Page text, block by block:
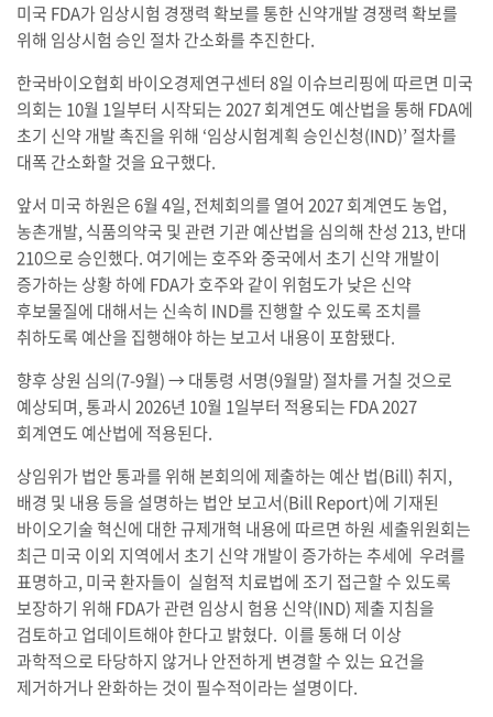
미국 FDA가 임상시험 경쟁력 확보를 통한 신약개발 경쟁력 확보를
위해 임상시험 승인 절차 간소화를 추진한다.
한국바이오협회 바이오경제연구센터 8일 이슈브리핑에 따르면 미국
의회는 10월 1일부터 시작되는 2027 회계연도 예산법을 통해 FDA에
초기 신약 개발 촉진을 위해 ‘임상시험계획 승인신청(IND)’ 절차를
대폭 간소화할 것을 요구했다.
앞서 미국 하원은 6월 4일, 전체회의를 열어 2027 회계연도 농업,
농촌개발, 식품의약국 및 관련 기관 예산법을 심의해 찬성 213, 반대
210으로 승인했다. 여기에는 호주와 중국에서 초기 신약 개발이
증가하는 상황 하에 FDA가 호주와 같이 위험도가 낮은 신약
후보물질에 대해서는 신속히 IND를 진행할 수 있도록 조치를
취하도록 예산을 집행해야 하는 보고서 내용이 포함됐다.
향후 상원 심의(7-9월) → 대통령 서명(9월말) 절차를 거칠 것으로
예상되며, 통과시 2026년 10월 1일부터 적용되는 FDA 2027
회계연도 예산법에 적용된다.
상임위가 법안 통과를 위해 본회의에 제출하는 예산 법(Bill) 취지,
배경 및 내용 등을 설명하는 법안 보고서(Bill Report)에 기재된
바이오기술 혁신에 대한 규제개혁 내용에 따르면 하원 세출위원회는
최근 미국 이외 지역에서 초기 신약 개발이 증가하는 추세에 우려를
표명하고, 미국 환자들이 실험적 치료법에 조기 접근할 수 있도록
보장하기 위해 FDA가 관련 임상시 험용 신약(IND) 제출 지침을
검토하고 업데이트해야 한다고 밝혔다. 이를 통해 더 이상
과학적으로 타당하지 않거나 안전하게 변경할 수 있는 요건을
제거하거나 완화하는 것이 필수적이라는 설명이다.